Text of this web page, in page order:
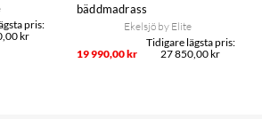
kr
bäddmadrass
Ekelsjö by Elite
19 990,00 kr 27 850,00 kr